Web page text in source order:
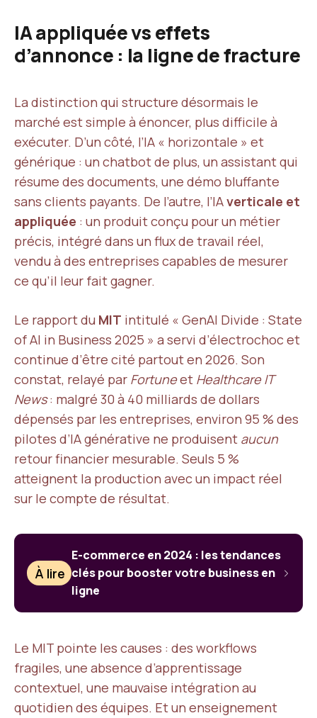
IA appliquée vs effets
d’annonce : la ligne de fracture
La distinction qui structure désormais le
marché est simple à énoncer, plus difficile à
exécuter. D’un côté, l’IA « horizontale » et
générique : un chatbot de plus, un assistant qui
résume des documents, une démo bluffante
sans clients payants. De l’autre, l’IAverticale et
appliquée : un produit conçu pour un métier
précis, intégré dans un flux de travail réel,
vendu à des entreprises capables de mesurer
ce qu’il leur fait gagner.
Le rapport du MIT intitulé « GenAI Divide : State
of AI in Business 2025 » a servi d’électrochoc et
continue d’être cité partout en 2026. Son
constat, relayé par Fortuneet Healthcare IT
News: malgré 30 à 40 milliards de dollars
dépensés par les entreprises, environ 95 % des
pilotes d’IA générative ne produisent aucun
retour financier mesurable. Seuls 5 %
atteignent la production avec un impact réel
sur le compte de résultat.
À lire
E-commerce en 2024 : les tendances
clés pour booster votre business en
ligne
Le MIT pointe les causes : des workflows
fragiles, une absence d’apprentissage
contextuel, une mauvaise intégration au
quotidien des équipes. Et un enseignement